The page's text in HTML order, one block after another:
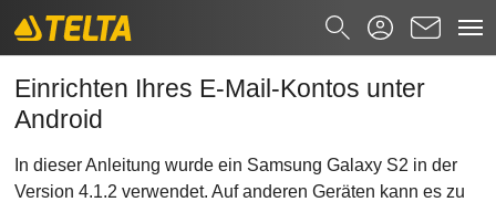
Einrichten Ihres E-Mail-Kontos unter
Zum Hauptinhalt springen
Suchformular
Suchen nach
Einrichten Ihres E-Mail-Kontos unter
Android
In dieser Anleitung wurde ein Samsung Galaxy S2 in der
Version 4.1.2 verwendet. Auf anderen Geräten kann es zu